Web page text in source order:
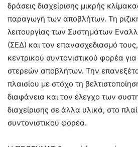
δράσεις διαχείρισης μικρής
παραγωγή των αποβλήτων. Τη
λειτουργίας των Συστημάτων
(ΣΕΔ) και τον επανασχεδιασμό τους,
κεντρικού συντονιστικού φορέα για
στερεών αποβλήτων. Την
πλαισίου με στόχο τη
διαφάνεια και τον έλεγχο των
διαχείρισης σε άλλα υλικά, στο
συντονιστικού φορέα.